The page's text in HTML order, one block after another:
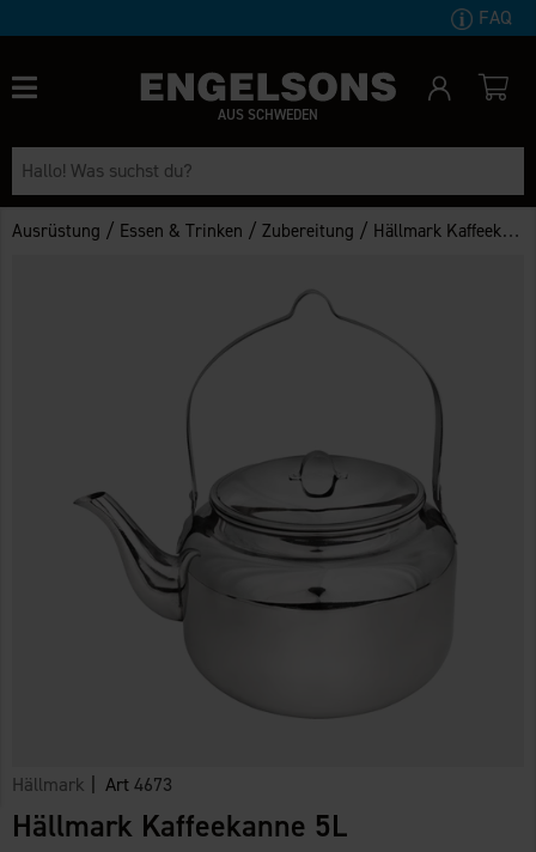
FAQ
AUS SCHWEDEN
Ausrüstung / Essen & Trinken /Zubereitung / Hällmark Kaffeekanne 5L
Hällmark | Art4673
Hällmark Kaffeekanne 5L